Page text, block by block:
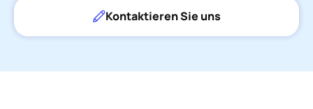
Kontaktieren Sie uns